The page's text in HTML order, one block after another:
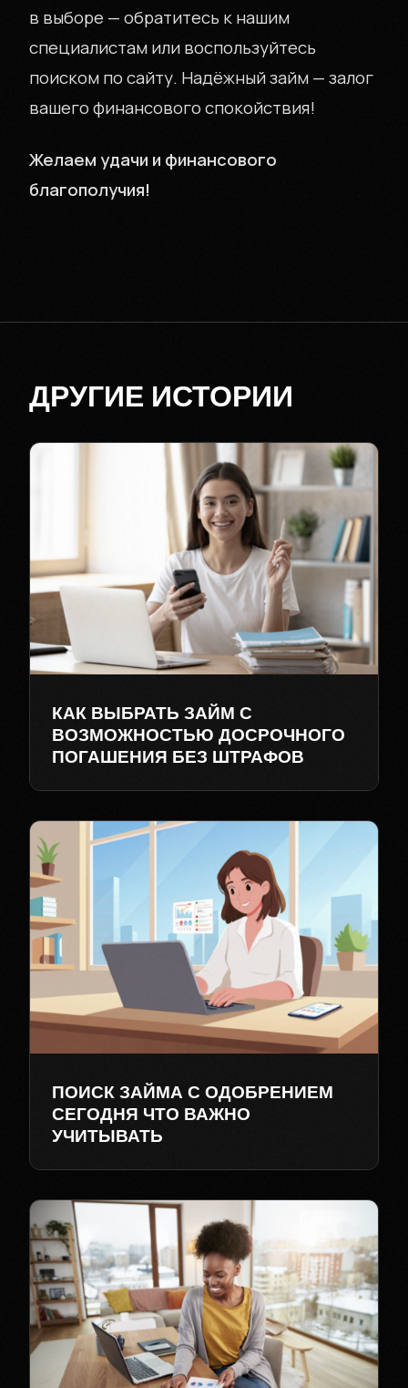
в выборе — обратитесь к нашим
специалистам или воспользуйтесь
поиском по сайту. Надёжный займ — залог
вашего финансового спокойствия!
Желаем удачи и финансового
благополучия!
ДРУГИЕ ИСТОРИИ
КАК ВЫБРАТЬ ЗАЙМ С
ВОЗМОЖНОСТЬЮ ДОСРОЧНОГО
ПОГАШЕНИЯ БЕЗ ШТРАФОВ
ПОИСК ЗАЙМА С ОДОБРЕНИЕМ
СЕГОДНЯ ЧТО ВАЖНО
УЧИТЫВАТЬ